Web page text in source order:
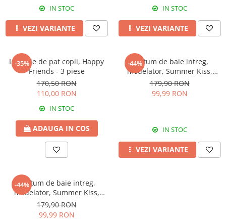
IN STOC
VEZI VARIANTE
IN STOC
VEZI VARIANTE
-35%
Lenjerie de pat copii, Happy
Friends - 3 piese
170,50 RON
110,00 RON
IN STOC
ADAUGA IN COS
-44%
Costum de baie intreg,
modelator, Summer Kiss,
Yellow
179,90 RON
99,99 RON
IN STOC
VEZI VARIANTE
-44%
Costum de baie intreg,
modelator, Summer Kiss,
Ciclame
179,90 RON
99,99 RON